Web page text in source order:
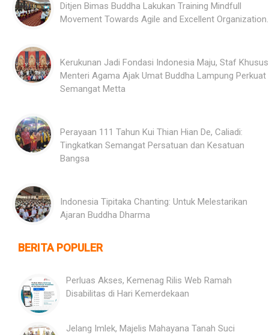
Ditjen Bimas Buddha Lakukan Training Mindfull
Movement Towards Agile and Excellent Organization.
Kerukunan Jadi Fondasi Indonesia Maju, Staf Khusus
Menteri Agama Ajak Umat Buddha Lampung Perkuat
Semangat Metta
Perayaan 111 Tahun Kui Thian Hian De, Caliadi:
Tingkatkan Semangat Persatuan dan Kesatuan
Bangsa
Indonesia Tipitaka Chanting: Untuk Melestarikan
Ajaran Buddha Dharma
BERITA POPULER
Perluas Akses, Kemenag Rilis Web Ramah
Disabilitas di Hari Kemerdekaan
Jelang Imlek, Majelis Mahayana Tanah Suci